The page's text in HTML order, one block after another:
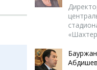
Бауржан